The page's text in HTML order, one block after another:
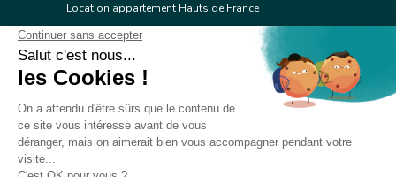
Location appartement Hauts de France
Location appartement Ile de France
Location appartement Centre Val de Loire
Location appartement Occitanie
Location appartement Provence Alpes Côte d'Azur
Location appartement Corse